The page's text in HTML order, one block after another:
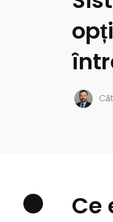
Ce